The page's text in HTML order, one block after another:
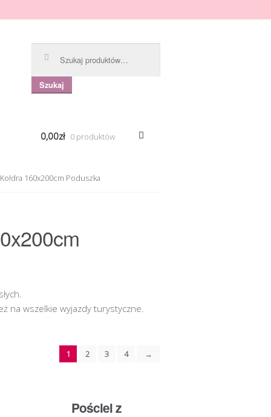
Szukaj
0,00zł 0 produktów
160x200cm Poduszka
na wszelkie wyjazdy turystyczne.
1 2 3 4 →
Pościel z